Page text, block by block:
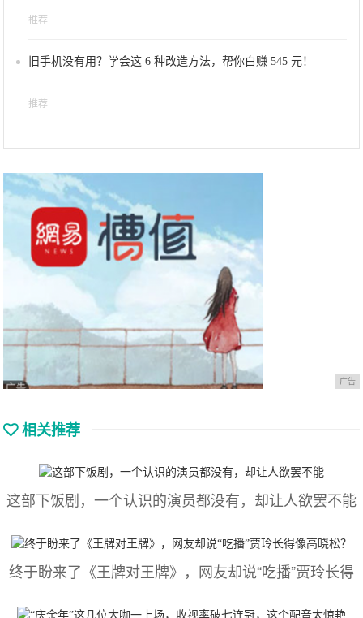
推荐
旧手机没有用？学会这 6 种改造方法，帮你白赚 545 元！
推荐
广告
相关推荐
这部下饭剧，一个认识的演员都没有，却让人欲罢不能
终于盼来了《王牌对王牌》，网友却说“吃播”贾玲长得